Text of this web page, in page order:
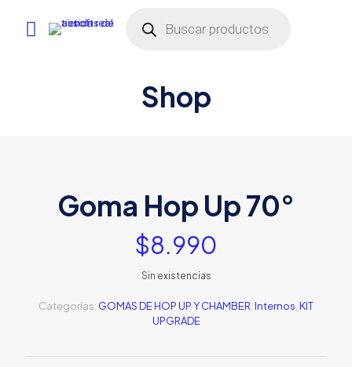
productos
Shop
Goma Hop Up 70°
$8.990
Sin existencias
Categorías: GOMAS DE HOP UP Y CHAMBER Internos KIT
UPGRADE